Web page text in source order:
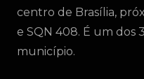
centro de Brasília,
e SQN 408. É um dos
município.